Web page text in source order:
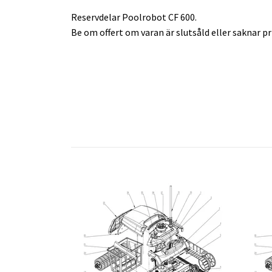
Reservdelar Poolrobot CF 600.
Be om offert om varan är slutsåld eller saknar